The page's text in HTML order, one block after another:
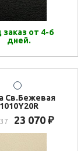
заказ от 4-6
дней.
Св.Бежевая
1010Y20R
23 070 ₽